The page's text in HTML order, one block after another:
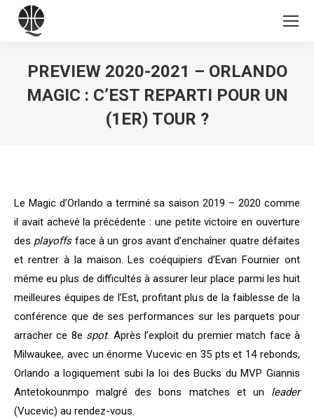
PREVIEW 2020-2021 – ORLANDO
MAGIC : C’EST REPARTI POUR UN
(1ER) TOUR ?
Le Magic d’Orlando a terminé sa saison 2019 – 2020 comme
il avait achevé la précédente : une petite victoire en ouverture
des playoffsface à un gros avant d’enchaîner quatre défaites
et rentrer à la maison. Les coéquipiers d’Evan Fournier ont
même eu plus de difficultés à assurer leur place parmi les huit
meilleures équipes de l’Est, profitant plus de la faiblesse de la
conférence que de ses performances sur les parquets pour
arracher ce 8e spot. Après l’exploit du premier match face à
Milwaukee, avec un énorme Vucevic en 35 pts et 14 rebonds,
Orlando a logiquement subi la loi des Bucks du MVP Giannis
Antetokounmpo malgré des bons matches et un leader
(Vucevic) au rendez-vous.